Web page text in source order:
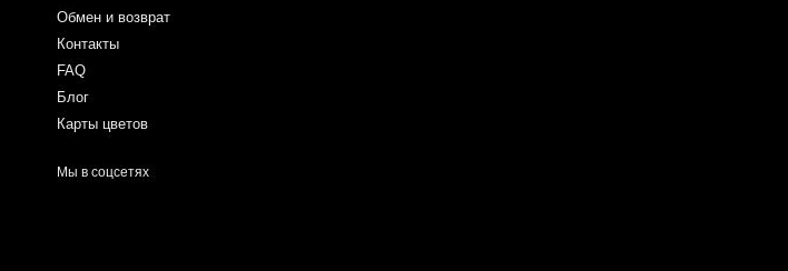
Обмен и возврат
Контакты
FAQ
Блог
Карты цветов
Мы в соцсетях